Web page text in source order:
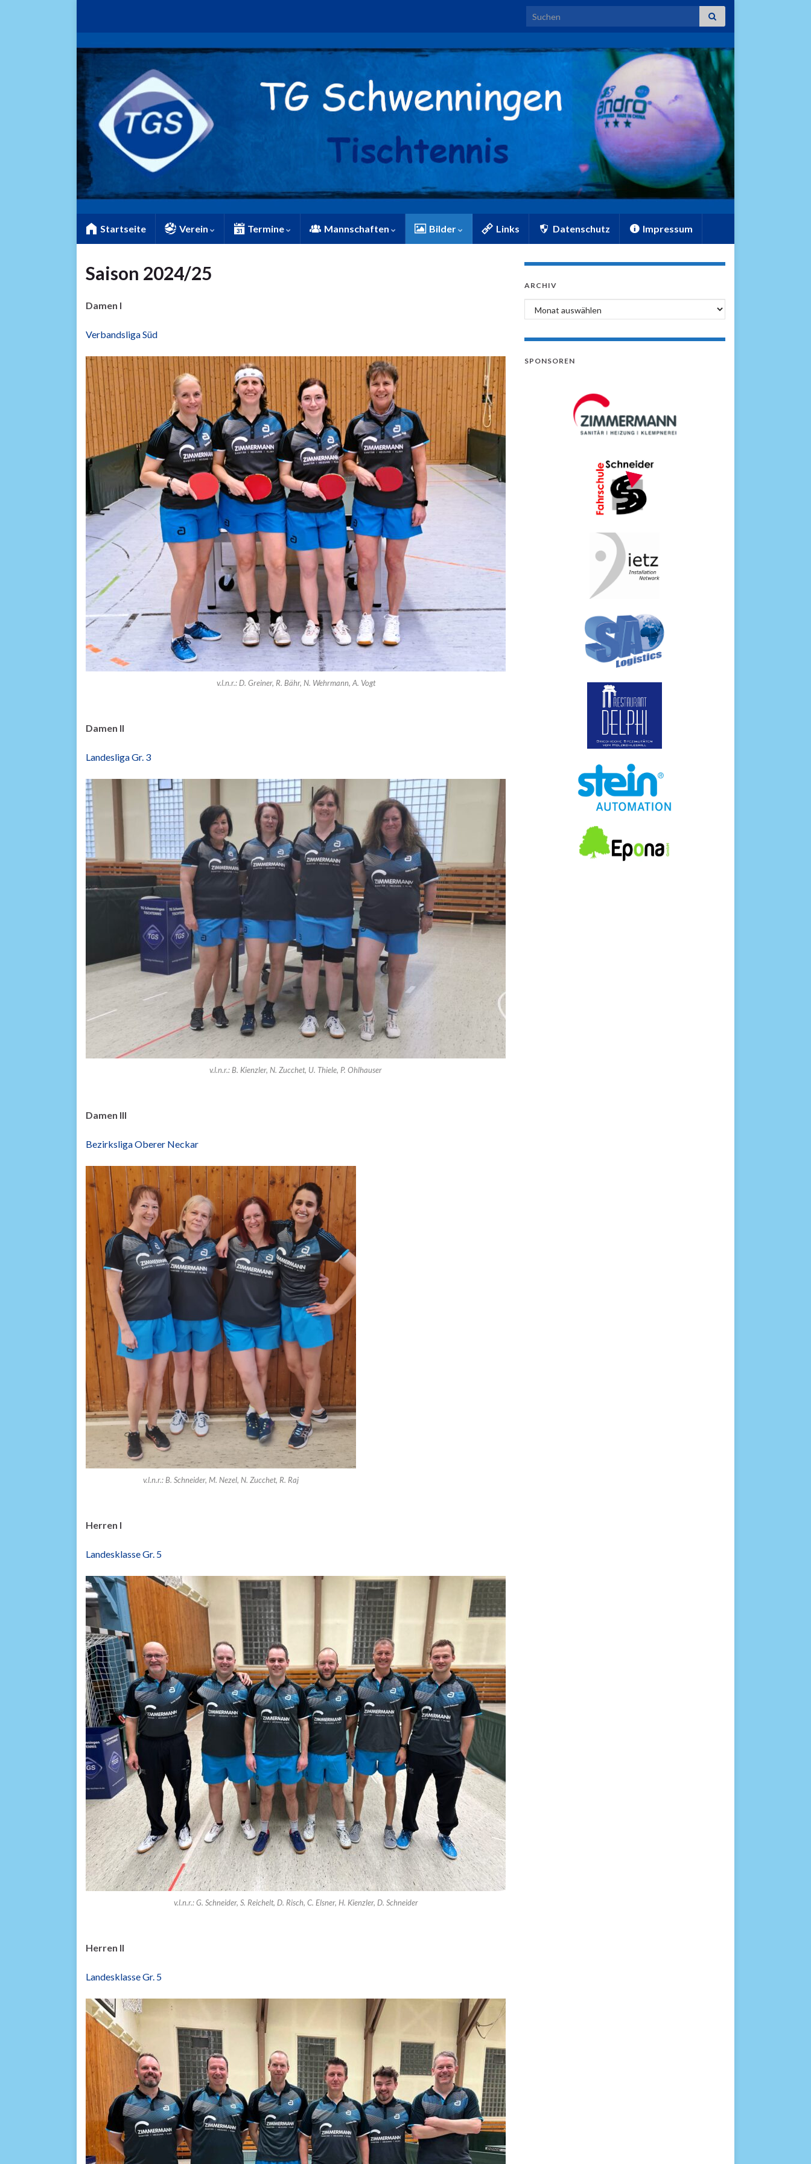
Search for:
Startseite Verein Termine Mannschaften Bilder Links Datenschutz Impressum
Saison 2024/25
Damen I
Verbandsliga Süd
v.l.n.r.: D. Greiner, R. Bähr, N. Wehrmann, A. Vogt
Damen II
Landesliga Gr. 3
v.l.n.r.: B. Kienzler, N. Zucchet, U. Thiele, P. Ohlhauser
Damen III
Bezirksliga Oberer Neckar
v.l.n.r.: B. Schneider, M. Nezel, N. Zucchet, R. Raj
Herren I
Landesklasse Gr. 5
v.l.n.r.: G. Schneider, S. Reichelt, D. Risch, C. Elsner, H. Kienzler, D. Schneider
Herren II
Landesklasse Gr. 5
ARCHIV
Archiv
SPONSOREN